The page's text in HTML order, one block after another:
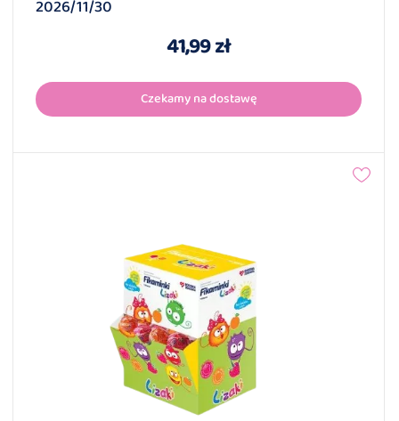
2026/11/30
41,99 zł
Czekamy na dostawę